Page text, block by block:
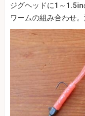
ジグヘッドに1～
ワームの組み合わせ